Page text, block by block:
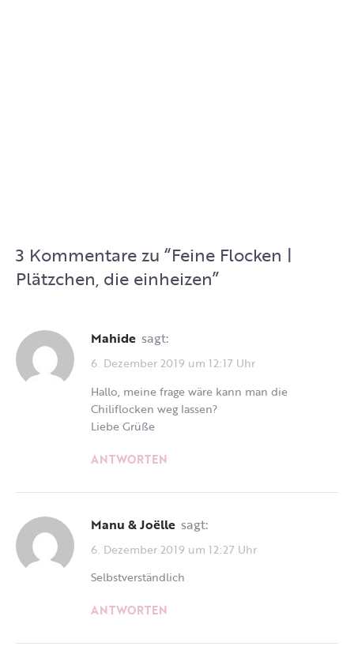
3 Kommentare zu “Feine Flocken |
Plätzchen, die einheizen”
Mahide sagt:
6. Dezember 2019 um 12:17 Uhr
Hallo, meine frage wäre kann man die
Chiliflocken weg lassen?
Liebe Grüße
ANTWORTEN
Manu & Joëlle sagt:
6. Dezember 2019 um 12:27 Uhr
Selbstverständlich
ANTWORTEN